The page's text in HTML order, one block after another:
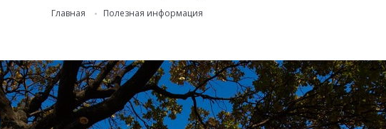
Главная Полезная информация